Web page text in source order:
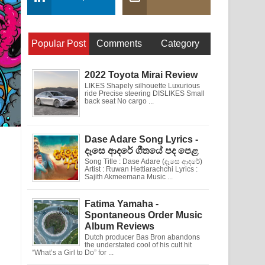
Popular Post Comments Category
2022 Toyota Mirai Review
LIKES Shapely silhouette Luxurious
ride Precise steering DISLIKES Small
back seat No cargo ...
Dase Adare Song Lyrics -
දෑසෙ ආදරේ ගීතයේ පද පෙළ
Song Title : Dase Adare (දෑසෙ ආදරේ)
Artist : Ruwan Hettiarachchi Lyrics :
Sajith Akmeemana Music ...
Fatima Yamaha -
Spontaneous Order Music
Album Reviews
Dutch producer Bas Bron abandons
the understated cool of his cult hit
“What’s a Girl to Do” for ...